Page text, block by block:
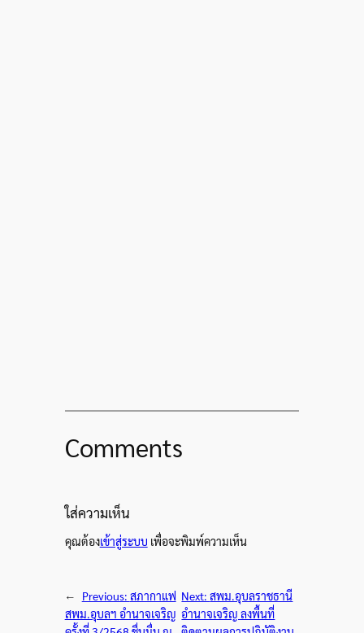
Comments
ใส่ความเห็น
คุณต้องเข้าสู่ระบบ เพื่อจะพิมพ์ความเห็น
← Previous: สภากาแฟ
สพม.อุบลฯ อำนาจเจริญ
Next:สพม.อุบลราชธานี
อำนาจเจริญ ลงพื้นที่